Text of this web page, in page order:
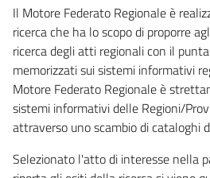
Il Motore Federato Regionale è
ricerca che ha lo scopo di proporre
ricerca degli atti regionali con il
memorizzati sui sistemi informativi
Motore Federato Regionale è
sistemi informativi delle Regioni/
attraverso uno scambio di cataloghi
Selezionato l'atto di interesse nella